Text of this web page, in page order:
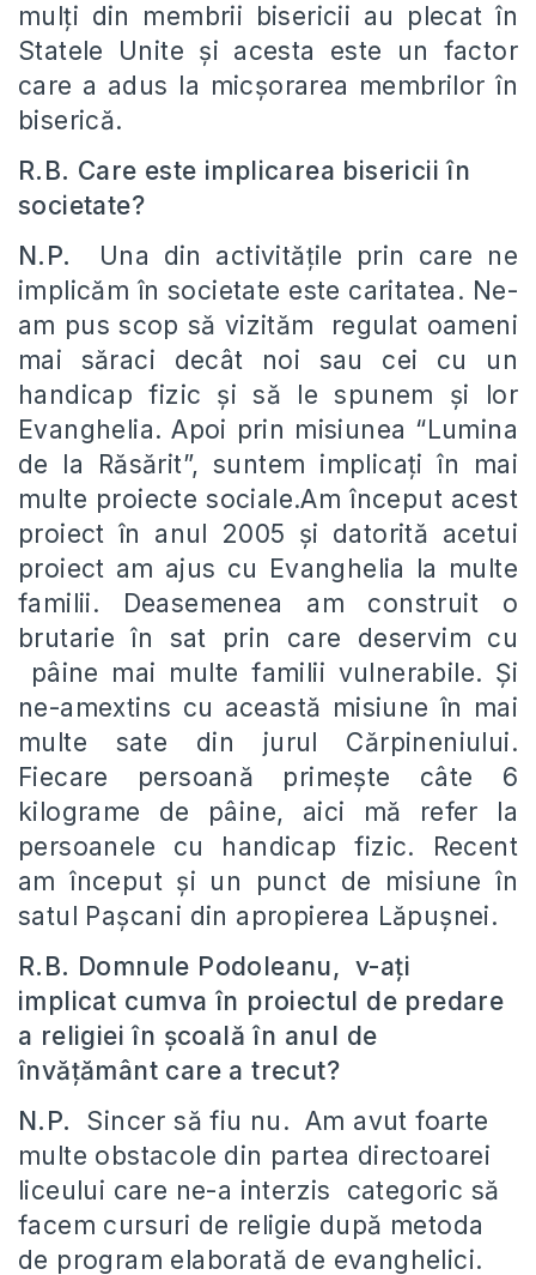
mulți din membrii bisericii au plecat în
Statele Unite și acesta este un factor
care a adus la micșorarea membrilor în
biserică.
R.B. Care este implicarea bisericii în
societate?
N.P.
Una din activitățile prin care ne
implicăm în societate este caritatea. Ne-
am pus scop să vizităm regulat oameni
mai săraci decât noi sau cei cu un
handicap fizic și să le spunem și lor
Evanghelia. Apoi prin misiunea “Lumina
de la Răsărit”, suntem implicați în mai
multe proiecte sociale.Am început acest
proiect în anul 2005 și datorită acetui
proiect am ajus cu Evanghelia la multe
familii. Deasemenea am construit o
brutarie în sat prin care deservim cu
pâine mai multe familii vulnerabile. Și
ne-amextins cu această misiune în mai
multe sate din jurul Cărpineniului.
Fiecare persoană primește câte 6
kilograme de pâine, aici mă refer la
persoanele cu handicap fizic. Recent
am început și un punct de misiune în
satul Pașcani din apropierea Lăpușnei.
R.B. Domnule Podoleanu, v-ați
implicat cumva în proiectul de predare
a religiei în școală în anul de
învățământ care a trecut?
N.P.
Sincer să fiu nu. Am avut foarte
multe obstacole din partea directoarei
liceului care ne-a interzis categoric să
facem cursuri de religie după metoda
de program elaborată de evanghelici.